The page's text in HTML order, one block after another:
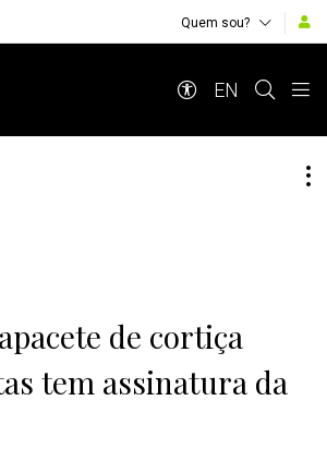
Quem sou?
EN
de cortiça
tem assinatura da